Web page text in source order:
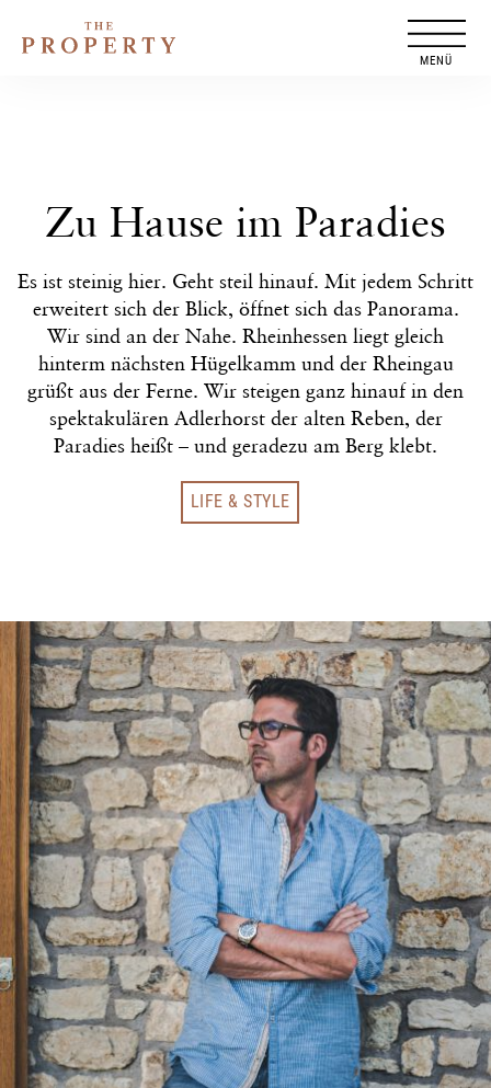
Inhalt
Zu Hause im Paradies
Es ist steinig hier. Geht steil hinauf. Mit jedem Schritt
­erweitert sich der Blick, öffnet sich das Panorama.
Wir sind an der Nahe. Rheinhessen liegt gleich
hinterm nächsten Hügelkamm und der Rheingau
grüßt aus der Ferne. Wir steigen ganz hinauf in den
spektakulären Adlerhorst der alten Reben, der
Paradies heißt – und geradezu am Berg klebt.
LIFE & STYLE